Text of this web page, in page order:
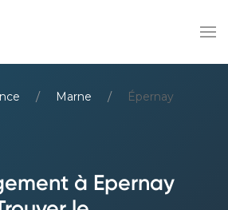
Marne Épernay
à Epernay